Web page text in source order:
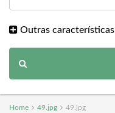
Outras características
Home 49.jpg 49.jpg